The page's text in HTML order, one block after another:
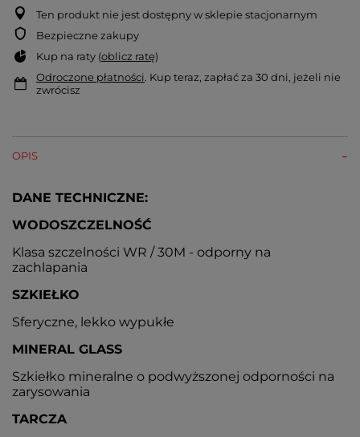
Ten produkt nie jest dostępny w sklepie stacjonarnym
Bezpieczne zakupy
Kup na raty (oblicz ratę)
Odroczone płatności. Kup teraz, zapłać za 30 dni, jeżeli nie
zwrócisz
OPIS
DANE TECHNICZNE:
WODOSZCZELNOŚĆ
Klasa szczelności WR / 30M - odporny na
zachlapania
SZKIEŁKO
Sferyczne, lekko wypukłe
MINERAL GLASS
Szkiełko mineralne o podwyższonej odporności na
zarysowania
TARCZA